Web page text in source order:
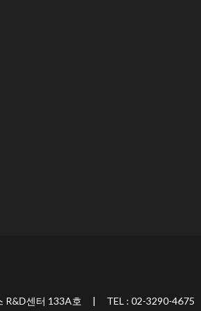
R&D센터 133A호 | TEL : 02-3290-4675